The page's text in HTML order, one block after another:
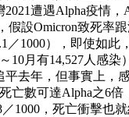
遭遇Alpha疫情，
假設Omicron致死率
／1000），即使如此
10月有14,527人感染
去年，但事實上，
亡數可達Alpha之6倍
1000，死亡衝擊也